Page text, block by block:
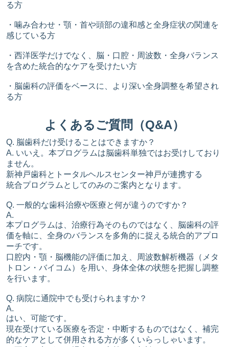
る方
・噛み合わせ・顎・首や頭部の違和感と全身症状の関連を
感じている方
・西洋医学だけでなく、脳・口腔・周波数・全身バランス
を含めた統合的なケアを受けたい方
・脳歯科の評価をベースに、より深い全身調整を希望され
る方
よくあるご質問（Q&A）
Q. 脳歯科だけ受けることはできますか？
A. いいえ。本プログラムは脳歯科単独ではお受けしており
ません。
新神戸歯科とトータルヘルスセンター神戸が連携する
統合プログラムとしてのみのご案内となります。
Q. 一般的な歯科治療や医療と何が違うのですか？
A.
本プログラムは、治療行為そのものではなく、脳歯科の評
価を軸に、全身のバランスを多角的に捉える統合的アプロ
ーチです。
口腔内・顎・脳機能の評価に加え、周波数解析機器（メタ
トロン・バイコム）を用い、身体全体の状態を把握し調整
を行います。
Q. 病院に通院中でも受けられますか？
A.
はい、可能です。
現在受けている医療を否定・中断するものではなく、補完
的なケアとして併用される方が多くいらっしゃいます。